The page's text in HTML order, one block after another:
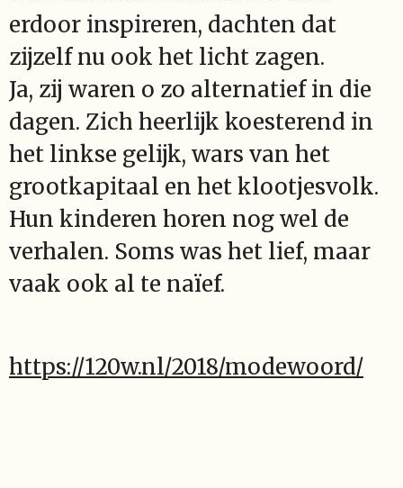
erdoor inspireren, dachten dat
zijzelf nu ook het licht zagen.
Ja, zij waren o zo alternatief in die
dagen. Zich heerlijk koesterend in
het linkse gelijk, wars van het
grootkapitaal en het klootjesvolk.
Hun kinderen horen nog wel de
verhalen. Soms was het lief, maar
vaak ook al te naïef.
https://120w.nl/2018/modewoord/